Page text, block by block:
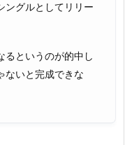
ングルとしてリリー
るというのが的中し
ないと完成できな